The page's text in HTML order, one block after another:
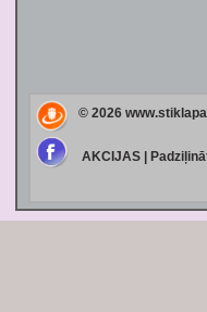
© 2026
AKCIJAS|